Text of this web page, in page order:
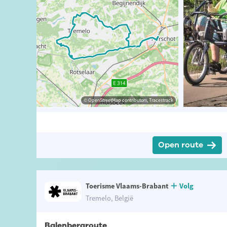
© OpenStreetMap contributors, Tracestrack
Open route
Tracestrack © Visit Vlaams-Brabant
Toerisme Vlaams-Brabant
Volg
Tremelo, België